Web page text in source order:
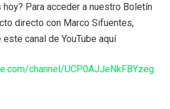
Para acceder a nuestro Boletín
directo con Marco Sifuentes,
canal de YouTube aquí
channel/UCP0AJJeNkFBYzeg